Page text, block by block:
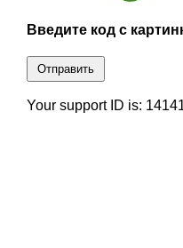
Введите код с
Отправить
Your support ID is: